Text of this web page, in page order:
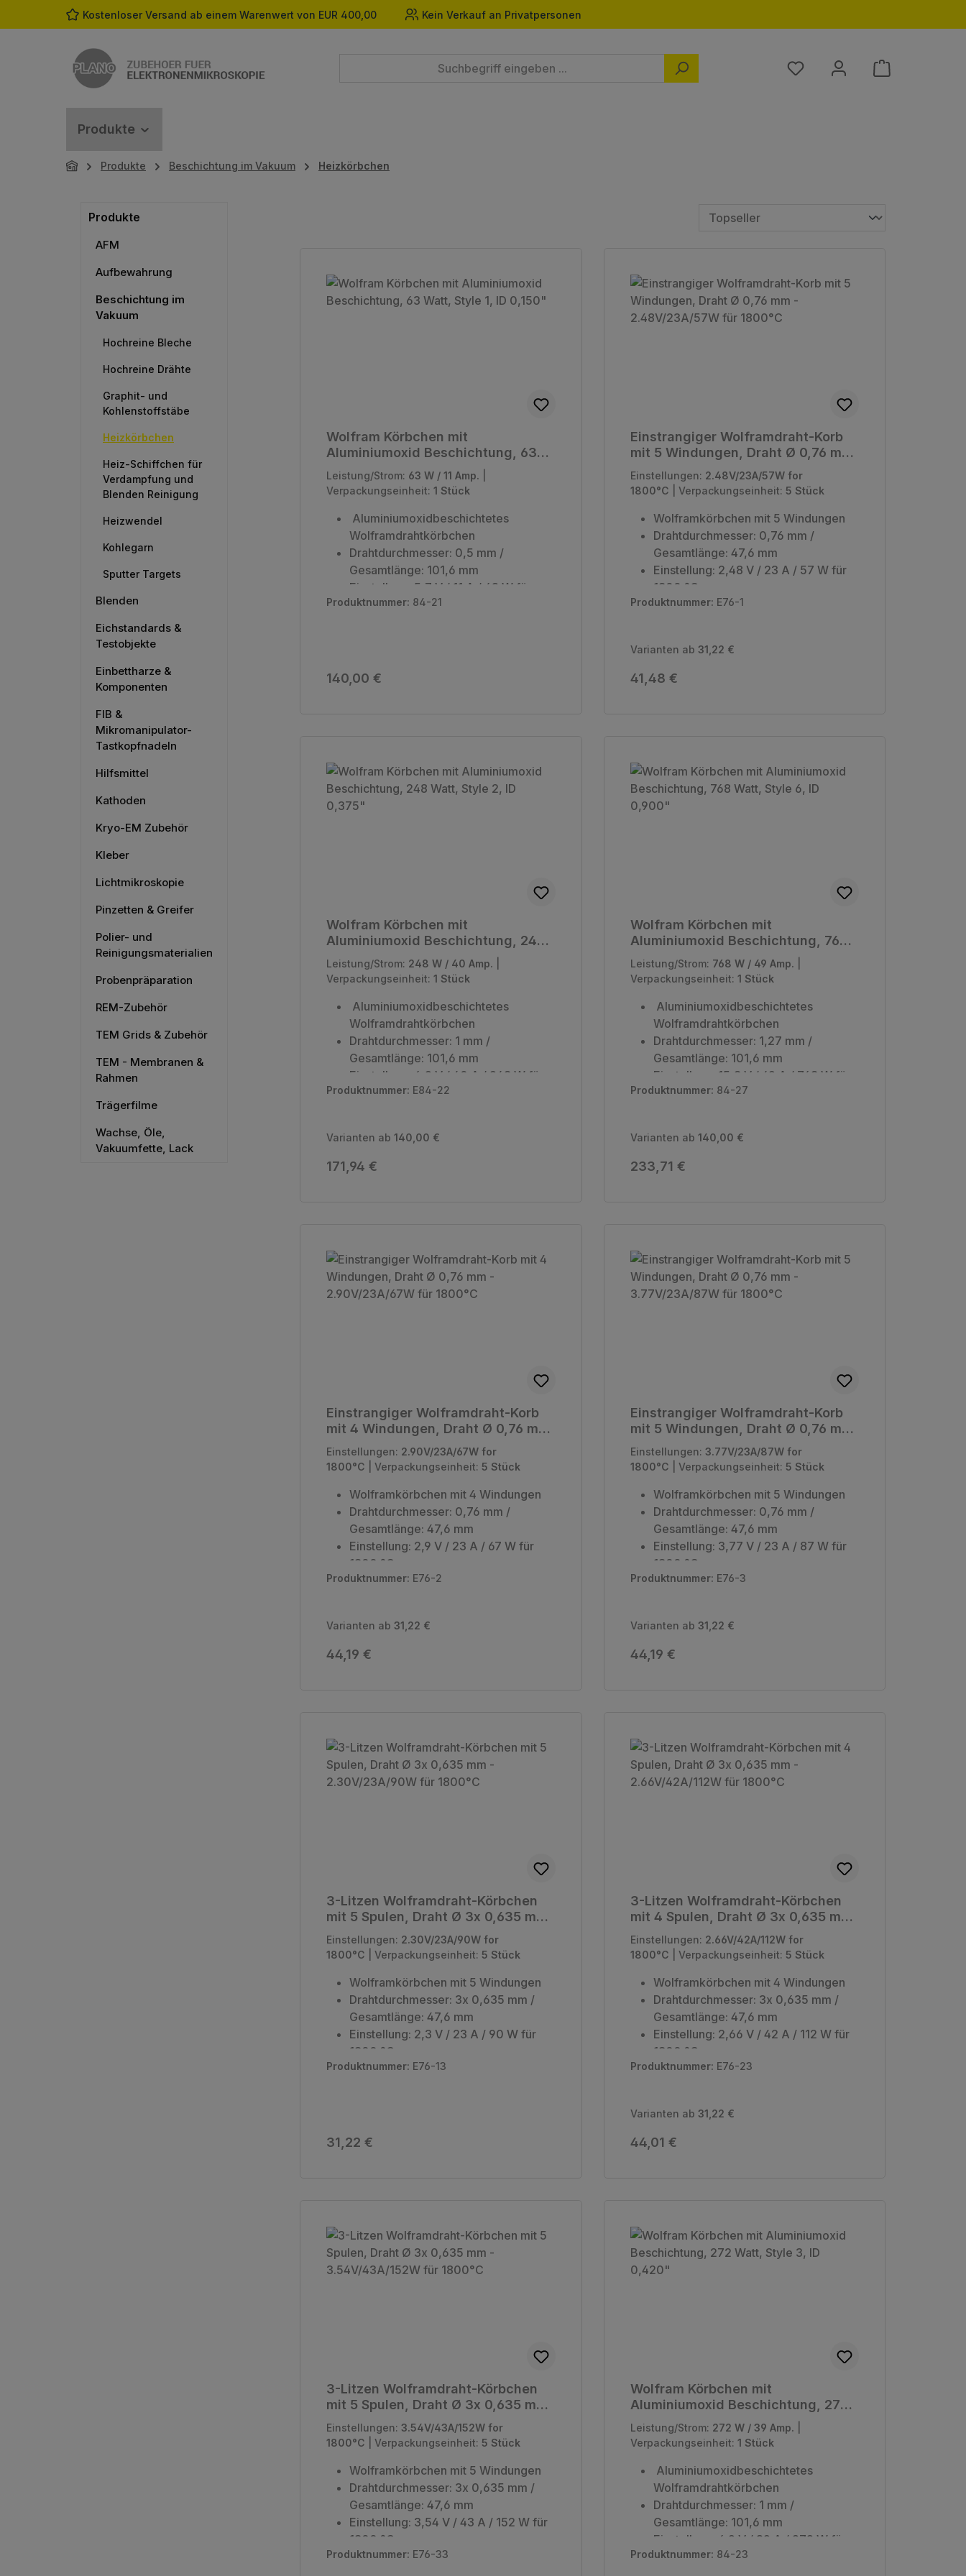
Hauptinhalt springen
Zur Suche springen
Zur Hauptnavigation springen
Kostenloser Versand ab einem Warenwert von EUR 400,00 Kein Verkauf an Privatpersonen
Du hast 0 Produkte auf dem
Produkte
Produkte Beschichtung im Vakuum Heizkörbchen
Produkte
AFM
Aufbewahrung
Beschichtung im
Vakuum
Hochreine Bleche
Hochreine Drähte
Graphit- und
Kohlenstoffstäbe
Heizkörbchen
Heiz-Schiffchen für
Verdampfung und
Blenden Reinigung
Heizwendel
Kohlegarn
Sputter Targets
Blenden
Eichstandards &
Testobjekte
Einbettharze &
Komponenten
FIB &
Mikromanipulator-
Tastkopfnadeln
Hilfsmittel
Kathoden
Kryo-EM Zubehör
Kleber
Lichtmikroskopie
Pinzetten & Greifer
Polier- und
Reinigungsmaterialien
Probenpräparation
REM-Zubehör
TEM Grids & Zubehör
TEM - Membranen &
Rahmen
Trägerfilme
Wachse, Öle,
Vakuumfette, Lack
Wolfram Körbchen mit
Aluminiumoxid Beschichtung, 63
Watt, Style 1, ID 0,150"
Leistung/Strom: 63 W / 11 Amp.
Verpackungseinheit: 1 Stück
Aluminiumoxidbeschichtetes
Wolframdrahtkörbchen
Drahtdurchmesser: 0,5 mm /
Gesamtlänge: 101,6 mm
Einstellung: 5,7 V / 11 A / 63 W für
1475 °C
Produktnummer: 84-21
Regulärer Preis:
140,00 €
Einstrangiger Wolframdraht-Korb
mit 5 Windungen, Draht Ø 0,76 mm
- 2.48V/23A/57W für 1800°C
Einstellungen: 2.48V/23A/57W for
1800°C
Verpackungseinheit: 5 Stück
Wolframkörbchen mit 5 Windungen
Drahtdurchmesser: 0,76 mm /
Gesamtlänge: 47,6 mm
Einstellung: 2,48 V / 23 A / 57 W für
1800 °C
Verpackungseinheit: 5 Stück
Produktnummer: E76-1
Varianten ab 31,22 €
Regulärer Preis:
41,48 €
Wolfram Körbchen mit
Aluminiumoxid Beschichtung, 248
Watt, Style 2, ID 0,375"
Leistung/Strom: 248 W / 40 Amp.
Verpackungseinheit: 1 Stück
Aluminiumoxidbeschichtetes
Wolframdrahtkörbchen
Drahtdurchmesser: 1 mm /
Gesamtlänge: 101,6 mm
Einstellung: 6,2 V / 40 A / 248 W für
1475 °C
Produktnummer: E84-22
Varianten ab 140,00 €
Regulärer Preis:
171,94 €
Wolfram Körbchen mit
Aluminiumoxid Beschichtung, 768
Watt, Style 6, ID 0,900"
Leistung/Strom: 768 W / 49 Amp.
Verpackungseinheit: 1 Stück
Aluminiumoxidbeschichtetes
Wolframdrahtkörbchen
Drahtdurchmesser: 1,27 mm /
Gesamtlänge: 101,6 mm
Einstellung: 15,8 V / 49 A / 768 W für
1475 °C
Produktnummer: 84-27
Varianten ab 140,00 €
Regulärer Preis:
233,71 €
Einstrangiger Wolframdraht-Korb
mit 4 Windungen, Draht Ø 0,76 mm
- 2.90V/23A/67W für 1800°C
Einstellungen: 2.90V/23A/67W for
1800°C
Verpackungseinheit: 5 Stück
Wolframkörbchen mit 4 Windungen
Drahtdurchmesser: 0,76 mm /
Gesamtlänge: 47,6 mm
Einstellung: 2,9 V / 23 A / 67 W für
1800 °C
Verpackungseinheit: 5 Stück
Produktnummer: E76-2
Varianten ab 31,22 €
Regulärer Preis:
44,19 €
Einstrangiger Wolframdraht-Korb
mit 5 Windungen, Draht Ø 0,76 mm
- 3.77V/23A/87W für 1800°C
Einstellungen: 3.77V/23A/87W for
1800°C
Verpackungseinheit: 5 Stück
Wolframkörbchen mit 5 Windungen
Drahtdurchmesser: 0,76 mm /
Gesamtlänge: 47,6 mm
Einstellung: 3,77 V / 23 A / 87 W für
1800 °C
Verpackungseinheit: 5 Stück
Produktnummer: E76-3
Varianten ab 31,22 €
Regulärer Preis:
44,19 €
3-Litzen Wolframdraht-Körbchen
mit 5 Spulen, Draht Ø 3x 0,635 mm
- 2.30V/23A/90W für 1800°C
Einstellungen: 2.30V/23A/90W for
1800°C
Verpackungseinheit: 5 Stück
Wolframkörbchen mit 5 Windungen
Drahtdurchmesser: 3x 0,635 mm /
Gesamtlänge: 47,6 mm
Einstellung: 2,3 V / 23 A / 90 W für
1800 °C
Verpackungseinheit: 5 Stück
Produktnummer: E76-13
Regulärer Preis:
31,22 €
3-Litzen Wolframdraht-Körbchen
mit 4 Spulen, Draht Ø 3x 0,635 mm
- 2.66V/42A/112W für 1800°C
Einstellungen: 2.66V/42A/112W for
1800°C
Verpackungseinheit: 5 Stück
Wolframkörbchen mit 4 Windungen
Drahtdurchmesser: 3x 0,635 mm /
Gesamtlänge: 47,6 mm
Einstellung: 2,66 V / 42 A / 112 W für
1800 °C
Verpackungseinheit: 5 Stück
Produktnummer: E76-23
Varianten ab 31,22 €
Regulärer Preis:
44,01 €
3-Litzen Wolframdraht-Körbchen
mit 5 Spulen, Draht Ø 3x 0,635 mm
- 3.54V/43A/152W für 1800°C
Einstellungen: 3.54V/43A/152W for
1800°C
Verpackungseinheit: 5 Stück
Wolframkörbchen mit 5 Windungen
Drahtdurchmesser: 3x 0,635 mm /
Gesamtlänge: 47,6 mm
Einstellung: 3,54 V / 43 A / 152 W für
1800 °C
Verpackungseinheit: 5 Stück
Produktnummer: E76-33
Wolfram Körbchen mit
Aluminiumoxid Beschichtung, 272
Watt, Style 3, ID 0,420"
Leistung/Strom: 272 W / 39 Amp.
Verpackungseinheit: 1 Stück
Aluminiumoxidbeschichtetes
Wolframdrahtkörbchen
Drahtdurchmesser: 1 mm /
Gesamtlänge: 101,6 mm
Einstellung: 6,9 V / 39 A / 272 W für
1475 °C
Produktnummer: 84-23